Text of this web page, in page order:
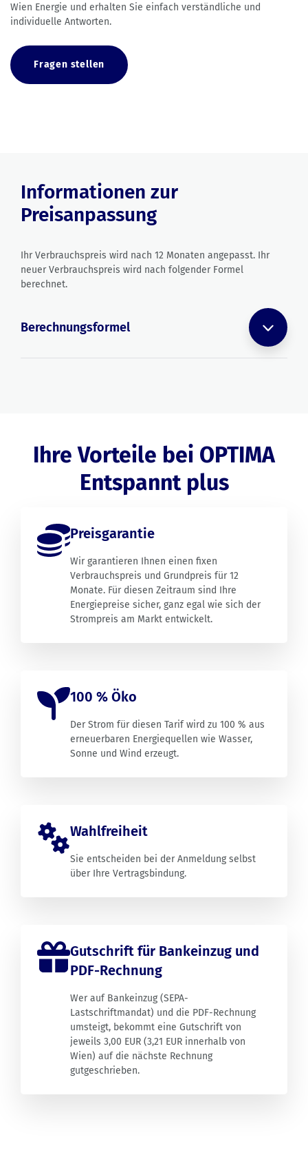
Wien Energie und erhalten Sie einfach verständliche und
individuelle Antworten.
Fragen stellen
Informationen zur
Preisanpassung
Ihr Verbrauchspreis wird nach 12 Monaten angepasst. Ihr
neuer Verbrauchspreis wird nach folgender Formel
berechnet.
Berechnungsformel
Ihre Vorteile bei OPTIMA
Entspannt plus
Preisgarantie
Wir garantieren Ihnen einen fixen
Verbrauchspreis und Grundpreis für 12
Monate. Für diesen Zeitraum sind Ihre
Energiepreise sicher, ganz egal wie sich der
Strompreis am Markt entwickelt.
100 % Öko
Der Strom für diesen Tarif wird zu 100 % aus
erneuerbaren Energiequellen wie Wasser,
Sonne und Wind erzeugt.
Wahlfreiheit
Sie entscheiden bei der Anmeldung selbst
über Ihre Vertragsbindung.
Gutschrift für Bankeinzug und
PDF-Rechnung
Wer auf Bankeinzug (SEPA-
Lastschriftmandat) und die PDF-Rechnung
umsteigt, bekommt eine Gutschrift von
jeweils 3,00 EUR (3,21 EUR innerhalb von
Wien) auf die nächste Rechnung
gutgeschrieben.